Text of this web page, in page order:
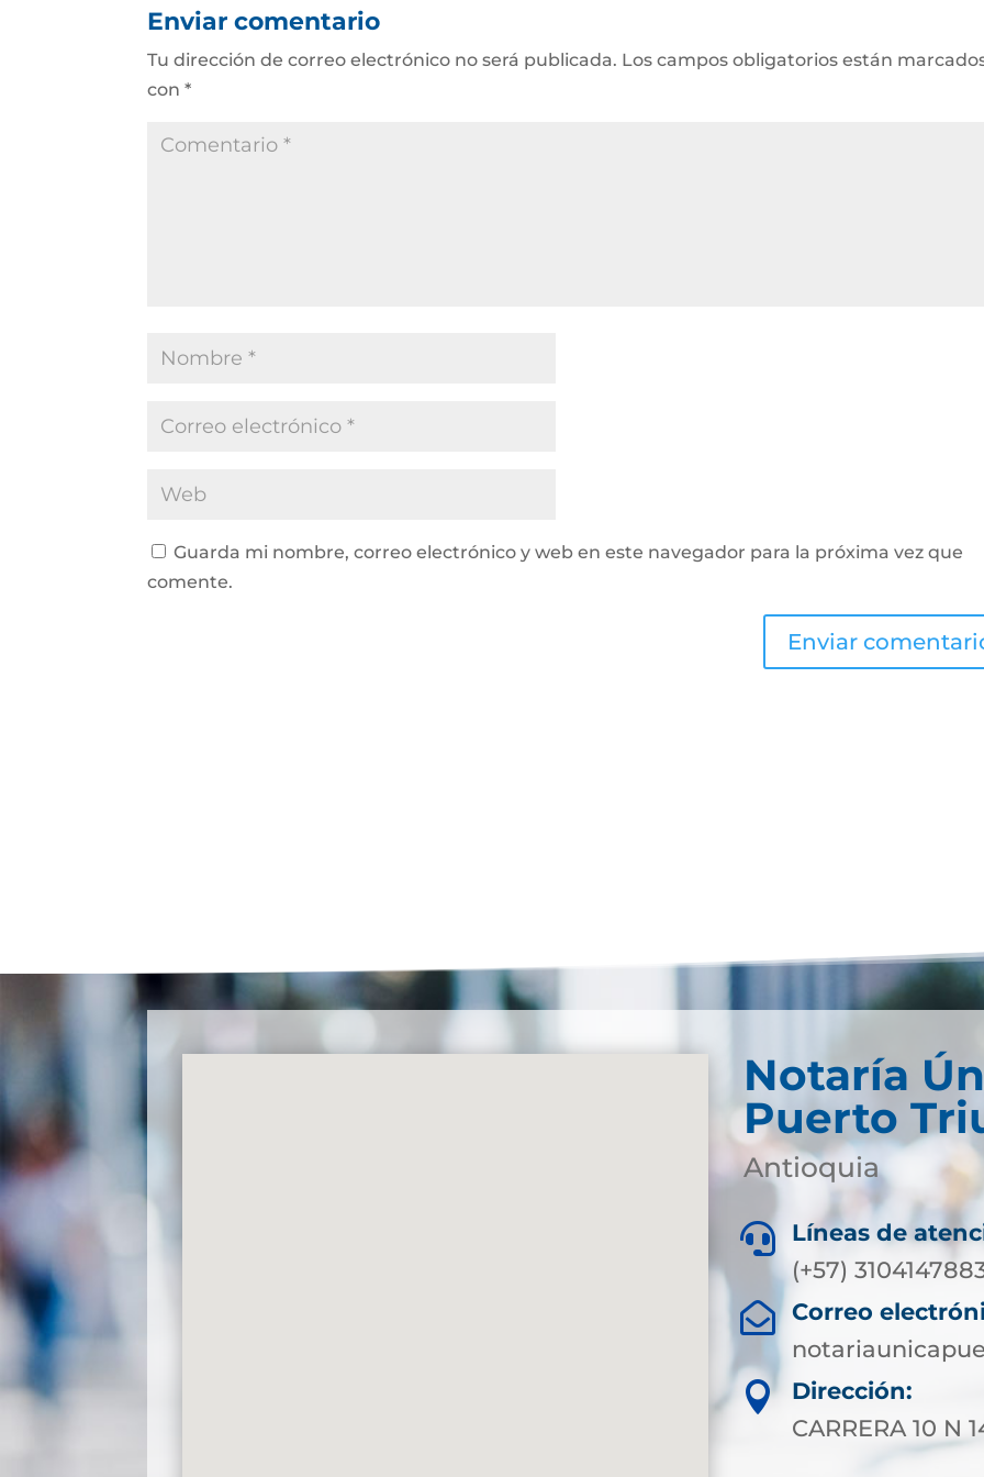
Enviar comentario
Tu dirección de correo electrónico no será publicada. Los campos obligatorios están
con*
Guarda mi nombre, correo electrónico y web en este navegador para la próxima vez que
comente.
Notaría
Puerto
Antioquia

Líneas de
(+57)

Correo

Dirección:
CARRERA 10 N